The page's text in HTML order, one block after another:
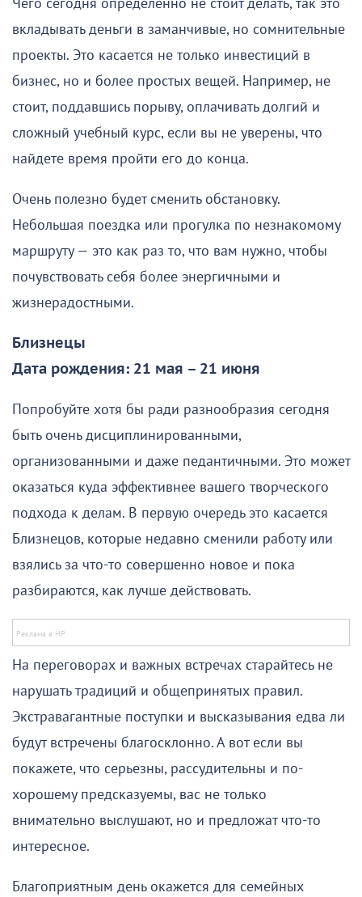
вкладывать деньги в заманчивые, но сомнительные
проекты. Это касается не только инвестиций в
бизнес, но и более простых вещей. Например, не
стоит, поддавшись порыву, оплачивать долгий и
сложный учебный курс, если вы не уверены, что
найдете время пройти его до конца.
Очень полезно будет сменить обстановку.
Небольшая поездка или прогулка по незнакомому
маршруту — это как раз то, что вам нужно, чтобы
почувствовать себя более энергичными и
жизнерадостными.
Близнецы
Дата рождения: 21 мая – 21 июня
Попробуйте хотя бы ради разнообразия сегодня
быть очень дисциплинированными,
организованными и даже педантичными. Это может
оказаться куда эффективнее вашего творческого
подхода к делам. В первую очередь это касается
Близнецов, которые недавно сменили работу или
взялись за что-то совершенно новое и пока
разбираются, как лучше действовать.
На переговорах и важных встречах старайтесь не
нарушать традиций и общепринятых правил.
Экстравагантные поступки и высказывания едва ли
будут встречены благосклонно. А вот если вы
покажете, что серьезны, рассудительны и по-
хорошему предсказуемы, вас не только
внимательно выслушают, но и предложат что-то
интересное.
Благоприятным день окажется для семейных